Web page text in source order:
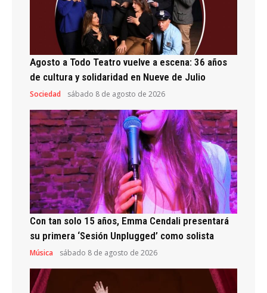
Agosto a Todo Teatro vuelve a escena: 36 años
de cultura y solidaridad en Nueve de Julio
Sociedad sábado 8 de agosto de 2026
Con tan solo 15 años, Emma Cendali presentará
su primera ‘Sesión Unplugged’ como solista
Música sábado 8 de agosto de 2026